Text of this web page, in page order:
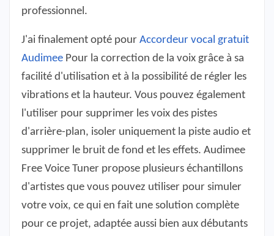
professionnel.
J'ai finalement opté pour Accordeur vocal gratuit
Audimee Pour la correction de la voix grâce à sa
facilité d'utilisation et à la possibilité de régler les
vibrations et la hauteur. Vous pouvez également
l'utiliser pour supprimer les voix des pistes
d'arrière-plan, isoler uniquement la piste audio et
supprimer le bruit de fond et les effets. Audimee
Free Voice Tuner propose plusieurs échantillons
d'artistes que vous pouvez utiliser pour simuler
votre voix, ce qui en fait une solution complète
pour ce projet, adaptée aussi bien aux débutants